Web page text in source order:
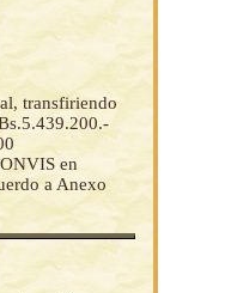
transfiriendo
en
a Anexo